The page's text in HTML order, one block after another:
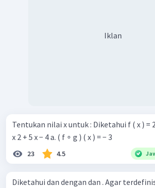
Iklan
Tentukan nilai x untuk : Diketahui f ( x ) = 2 x − 3 dan g ( x ) =
x 2 + 5 x − 4 a. ( f ∘ g ) ( x ) = − 3
23 4.5
Diketahui dan dengan dan . Agar